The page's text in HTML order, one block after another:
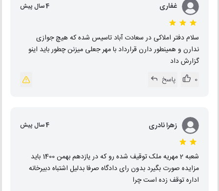
غفاری 4 سال پیش
سلام دفتر املاکی در سعادت آباد تاسیس شده که هیچ جوازی
ندارن و همینطور دارن قرارداد با مهر جعلی میزنن چطور باید اینو
گزارش داد
0
پاسخ
زهرا نادری 4 سال پیش
شعبه 2 مهریه ملک توقیف شده رو که در یازدهم بهمن 1400 باید
مزایده صورت بگیرد بدون رای دادگاه صرفا بدلیل اشتباه دبیرخانه
اداره توقف زده است چرا